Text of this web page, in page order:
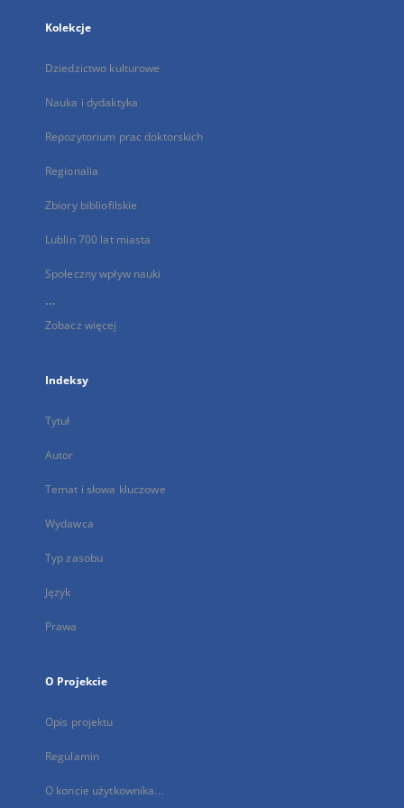
Kolekcje
Dziedzictwo kulturowe
Nauka i dydaktyka
Repozytorium prac doktorskich
Regionalia
Zbiory bibliofilskie
Lublin 700 lat miasta
Społeczny wpływ nauki
...
Zobacz więcej
Indeksy
Tytuł
Autor
Temat i słowa kluczowe
Wydawca
Typ zasobu
Język
Prawa
O Projekcie
Opis projektu
Regulamin
O koncie użytkownika...